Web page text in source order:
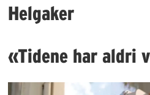
Helgaker
«Tidene har aldri